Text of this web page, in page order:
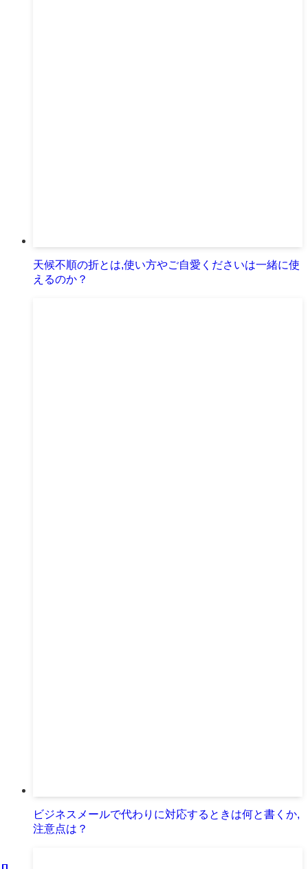
天候不順の折とは,使い方やご自愛くださいは一緒に使
えるのか？
ビジネスメールで代わりに対応するときは何と書くか,
注意点は？